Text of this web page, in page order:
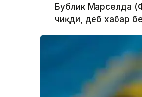
Бублик Марселда
чиқди, деб хабар